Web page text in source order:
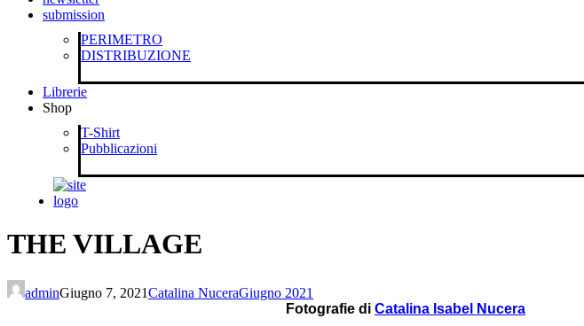
submission
PERIMETRO
DISTRIBUZIONE
Librerie
Shop
T-Shirt
Pubblicazioni
THE VILLAGE
adminGiugno 7, 2021Catalina NuceraGiugno 2021
Fotografie di Catalina Isabel Nucera